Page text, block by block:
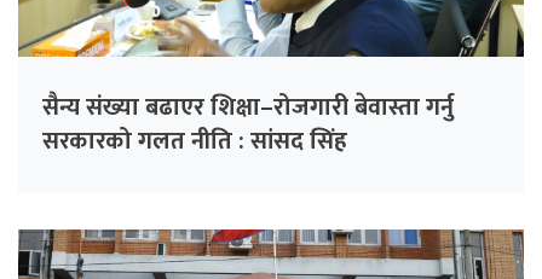
सैन्य संख्या बढाएर शिक्षा–रोजगारी बेवास्ता गर्नु
सरकारको गलत नीति : सांसद सिंह